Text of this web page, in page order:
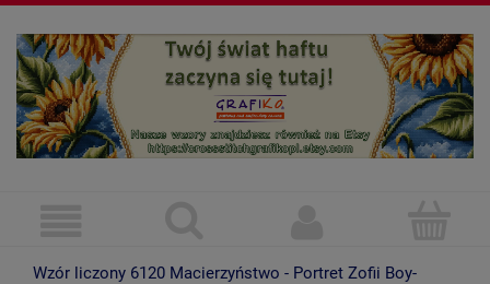
Wzór liczony 6120 Macierzyństwo - Portret Zofii Boy-